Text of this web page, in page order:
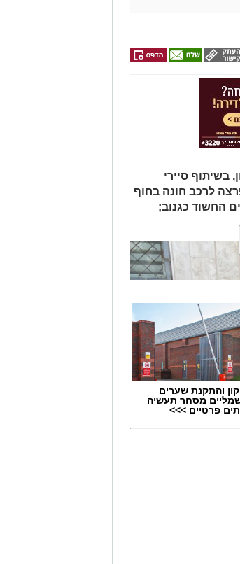
בשיתוף סיירי
לרכב חונה בחוף
החשוד כגנוב;
את הרכוש שגנבו
והתקנת שערים
מסחר תעשיה
פרטיים >>>